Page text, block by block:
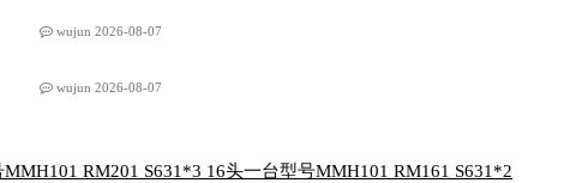
wujun 2026-08-07
wujun 2026-08-07
RM201 S631*3 16头一台型号MMH101 RM161 S631*2